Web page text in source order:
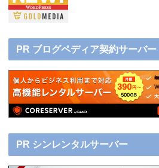
PR ブログペディア契約サーバー
PR シンレンタルサーバー